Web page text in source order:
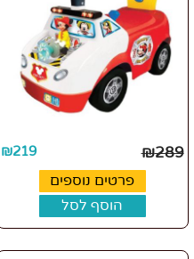
₪289
₪219
פרטים נוספים
הוסף לסל